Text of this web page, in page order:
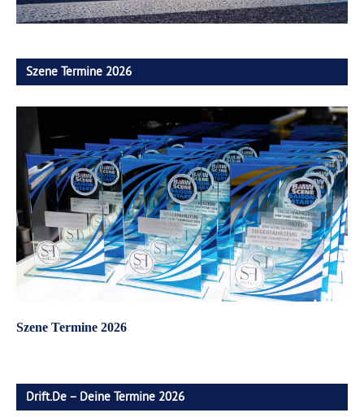
Szene Termine 2026
Szene Termine 2026
Drift.de – Deine Termine 2026